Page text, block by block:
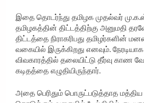
இதை தொடர்ந்து தமிழக முதல்வர்
தமிழகத்தின் திட்டத்திற்கு அனுமதி
திட்டத்தை நிராகரிபது தமிழர்களின்
வகையில் இருக்கிறது எனவும்.
விவகாரத்தில் தலையிட்டு தீர்வு காண
கடிதத்தை எழுதியிருந்தார்.
அதை பெரிதும் பொருட்படுத்தாத மத்திய